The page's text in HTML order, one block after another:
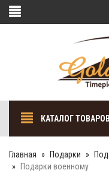
КАТАЛОГ ТОВАРОВ
Главная Подарки
Подарки военному